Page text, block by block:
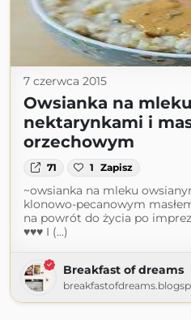
7 czerwca 2015
Owsianka na
nektarynkami i
orzechowym
71 1 Zapisz
~owsianka na mleku
klonowo-pecanowym
na powrót do życia po
♥♥♥ I (...)
Breakfast of dreams